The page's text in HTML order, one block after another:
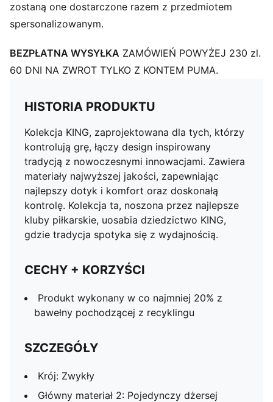
zostaną one dostarczone razem z przedmiotem
spersonalizowanym.
BEZPŁATNA WYSYŁKA ZAMÓWIEŃ POWYŻEJ 230 zl.
60 DNI NA ZWROT TYLKO Z KONTEM PUMA.
HISTORIA PRODUKTU
Kolekcja KING, zaprojektowana dla tych, którzy
kontrolują grę, łączy design inspirowany
tradycją z nowoczesnymi innowacjami. Zawiera
materiały najwyższej jakości, zapewniając
najlepszy dotyk i komfort oraz doskonałą
kontrolę. Kolekcja ta, noszona przez najlepsze
kluby piłkarskie, uosabia dziedzictwo KING,
gdzie tradycja spotyka się z wydajnością.
CECHY + KORZYŚCI
Produkt wykonany w co najmniej 20% z
bawełny pochodzącej z recyklingu
SZCZEGÓŁY
Krój: Zwykły
Główny materiał 2: Pojedynczy dżersej